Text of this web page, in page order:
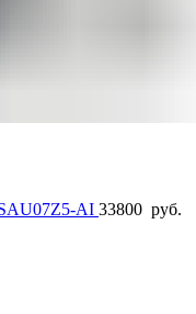
AI 33800 руб.